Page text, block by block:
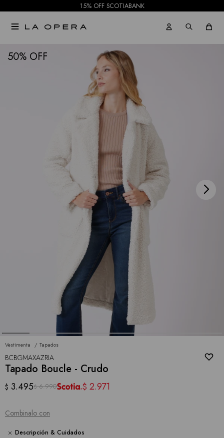
15% OFF SCOTIABANK

50
Vestimenta Tapados
BCBGMAXAZRIA
Tapado Boucle - Crudo
$ 3.495$ 6.990 $ 2.971
Combinalo con
Descripción & Cuidados
NOTIFICARME